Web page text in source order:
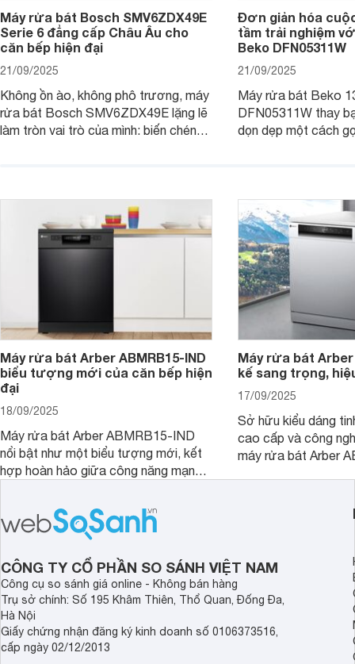
Máy rửa bát Bosch SMV6ZDX49E
Serie 6 đẳng cấp Châu Âu cho
căn bếp hiện đại
21/09/2025
Không ồn ào, không phô trương, máy
rửa bát Bosch SMV6ZDX49E lặng lẽ
làm tròn vai trò của mình: biến chén
Websosanh.vn đi tìm hiểu chi tiết sản
Đơn giản hóa
tầm trải nghiệm
Beko DFN05311W
21/09/2025
Máy rửa bát Beko
DFN05311W thay
dọn dẹp một cách
gian bếp của gia
người.
Máy rửa bát Arber ABMRB15-IND
biểu tượng mới của căn bếp hiện
đại
18/09/2025
Máy rửa bát Arber ABMRB15-IND
nổi bật như một biểu tượng mới, kết
hợp hoàn hảo giữa công năng mạnh
thủ đắc lực giúp giải phóng đôi tay,
mang lại sự thoải mái và sang trọng
trong từng khoảnh khắc quây quần.
Máy rửa bát
kế sang trọng,
17/09/2025
Sở hữu kiểu dáng
cao cấp và công
máy rửa bát Arber
luôn sạch bóng,
CÔNG TY CỔ PHẦN SO SÁNH VIỆT NAM
Công cụ so sánh giá online - Không bán hàng
Trụ sở chính: Số 195 Khâm Thiên, Thổ Quan, Đống Đa,
Hà Nội
Giấy chứng nhận đăng ký kinh doanh số 0106373516,
cấp ngày 02/12/2013